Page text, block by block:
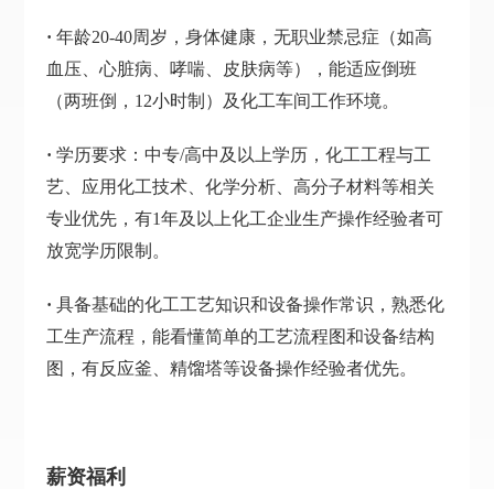
·年龄20-40周岁，身体健康，无职业禁忌症（如高
血压、心脏病、哮喘、皮肤病等），能适应倒班
（两班倒，12小时制 ）及化工车间工作环境。
·学历要求： 中专/高中及以上学历 ，化工工程与工
艺、应用化工技术、化学分析、高分子材料等相关
专业优先，有1年及以上化工企业生产操作经验者可
放宽学历限制。
·具备基础的化工工艺知识和设备操作常识，熟悉化
工生产流程，能看懂简单的工艺流程图和设备结构
图，有反应釜、精馏塔等设备操作经验者优先。
薪资福利